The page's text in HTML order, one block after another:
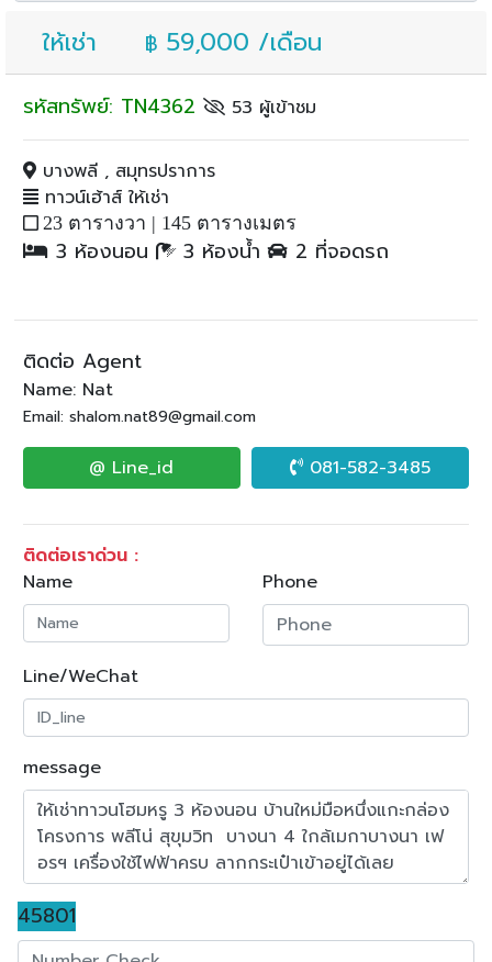
ให้เช่า ฿ 59,000 /เดือน
รหัสทรัพย์: TN4362 53 ผู้เข้าชม
บางพลี , สมุทรปราการ
ทาวน์เฮ้าส์ ให้เช่า
23 ตารางวา | 145 ตารางเมตร
3 ห้องนอน 3 ห้องน้ำ 2 ที่จอดรถ
ติดต่อ Agent
Name: Nat
Email: shalom.nat89@gmail.com
@ Line_id 081-582-3485
ติดต่อเราด่วน :
Name
Phone
Line/WeChat
message
45801